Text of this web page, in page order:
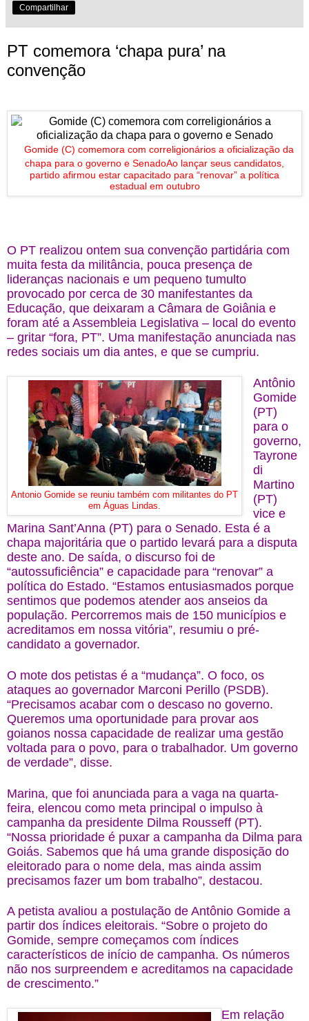
Compartilhar
PT comemora ‘chapa pura’ na
convenção
Gomide (C) comemora com correligionários a oficialização da
chapa para o governo e SenadoAo lançar seus candidatos,
partido afirmou estar capacitado para “renovar” a política
estadual em outubro
O PT realizou ontem sua convenção partidária com
muita festa da militância, pouca presença de
lideranças nacionais e um pequeno tumulto
provocado por cerca de 30 manifestantes da
Educação, que deixaram a Câmara de Goiânia e
foram até a Assembleia Legislativa – local do evento
– gritar “fora, PT”. Uma manifestação anunciada nas
redes sociais um dia antes, e que se cumpriu.
Antonio Gomide se reuniu também com militantes do PT
em Águas Lindas.
Antônio
Gomide
(PT)
para o
governo,
Tayrone
di
Martino
(PT)
vice e
Marina Sant’Anna (PT) para o Senado. Esta é a
chapa majoritária que o partido levará para a disputa
deste ano. De saída, o discurso foi de
“autossuficiência” e capacidade para “renovar” a
política do Estado. “Estamos entusiasmados porque
sentimos que podemos atender aos anseios da
população. Percorremos mais de 150 municípios e
acreditamos em nossa vitória”, resumiu o pré-
candidato a governador.
O mote dos petistas é a “mudança”. O foco, os
ataques ao governador Marconi Perillo (PSDB).
“Precisamos acabar com o descaso no governo.
Queremos uma oportunidade para provar aos
goianos nossa capacidade de realizar uma gestão
voltada para o povo, para o trabalhador. Um governo
de verdade”, disse.
Marina, que foi anunciada para a vaga na quarta-
feira, elencou como meta principal o impulso à
campanha da presidente Dilma Rousseff (PT).
“Nossa prioridade é puxar a campanha da Dilma para
Goiás. Sabemos que há uma grande disposição do
eleitorado para o nome dela, mas ainda assim
precisamos fazer um bom trabalho”, destacou.
A petista avaliou a postulação de Antônio Gomide a
partir dos índices eleitorais. “Sobre o projeto do
Gomide, sempre começamos com índices
característicos de início de campanha. Os números
não nos surpreendem e acreditamos na capacidade
de crescimento.”
Em relação